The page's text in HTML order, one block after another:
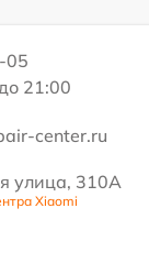
05
21:00
center.ru
улица, 310А
Xiaomi